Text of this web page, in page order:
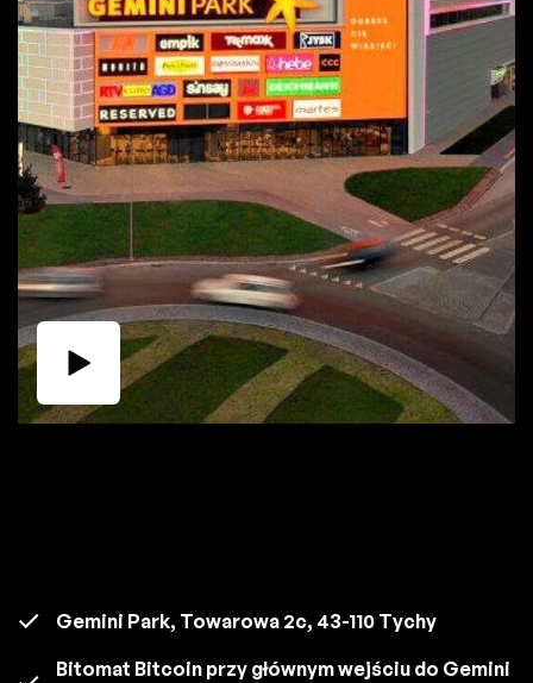
Gemini Park, Towarowa 2c, 43-110 Tychy
Bitomat Bitcoin przy głównym wejściu do Gemini